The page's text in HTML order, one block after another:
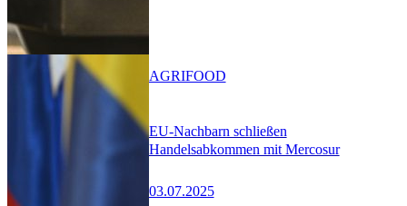
EU-Nachbarn schließen
Handelsabkommen mit Mercosur
03.07.2025
AGRIFOOD